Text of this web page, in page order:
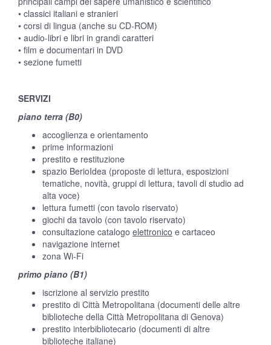
• classici italiani e stranieri
• corsi di lingua (anche su CD-ROM)
• audio-libri e libri in grandi caratteri
• film e documentari in DVD
• sezione fumetti
SERVIZI
piano terra (B0)
accoglienza e orientamento
prime informazioni
prestito e restituzione
spazio BerioIdea (proposte di lettura, esposizioni
tematiche, novità, gruppi di lettura, tavoli di studio ad
alta voce)
lettura fumetti (con tavolo riservato)
giochi da tavolo (con tavolo riservato)
consultazione catalogo elettronico e cartaceo
navigazione internet
zona Wi-Fi
primo piano (B1)
iscrizione al servizio prestito
prestito di Città Metropolitana (documenti delle altre
biblioteche della Città Metropolitana di Genova)
prestito interbibliotecario (documenti di altre
biblioteche italiane)